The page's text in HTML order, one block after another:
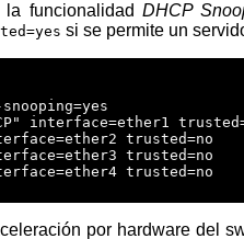
funcionalidad DHCP
si se permite un
interface=ether1
trusted=no
trusted=no
trusted=no